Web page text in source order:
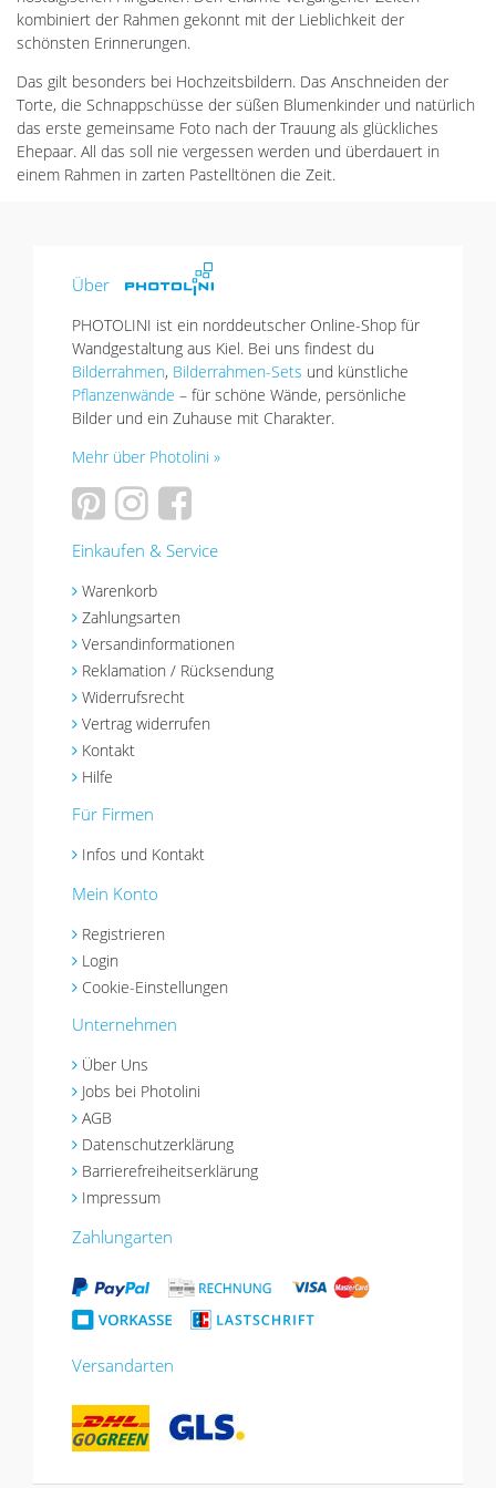
kombiniert der Rahmen gekonnt mit der Lieblichkeit der
schönsten Erinnerungen.
Das gilt besonders bei Hochzeitsbildern. Das Anschneiden der
Torte, die Schnappschüsse der süßen Blumenkinder und natürlich
das erste gemeinsame Foto nach der Trauung als glückliches
Ehepaar. All das soll nie vergessen werden und überdauert in
einem Rahmen in zarten Pastelltönen die Zeit.
Über
PHOTOLINI ist ein norddeutscher Online-Shop für
Wandgestaltung aus Kiel. Bei uns findest du
Bilderrahmen, Bilderrahmen-Sets und künstliche
Pflanzenwände – für schöne Wände, persönliche
Bilder und ein Zuhause mit Charakter.
Mehr über Photolini »
Einkaufen & Service
Warenkorb
Zahlungsarten
Versandinformationen
Reklamation / Rücksendung
Widerrufsrecht
Vertrag widerrufen
Kontakt
Hilfe
Für Firmen
Infos und Kontakt
Mein Konto
Registrieren
Login
Cookie-Einstellungen
Unternehmen
Über Uns
Jobs bei Photolini
AGB
Datenschutzerklärung
Barrierefreiheitserklärung
Impressum
Zahlungarten
Versandarten